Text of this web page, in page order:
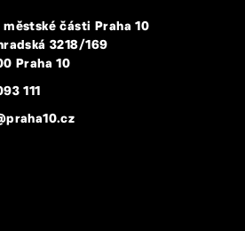
městské části Praha 10
3218/169
Praha 10
111